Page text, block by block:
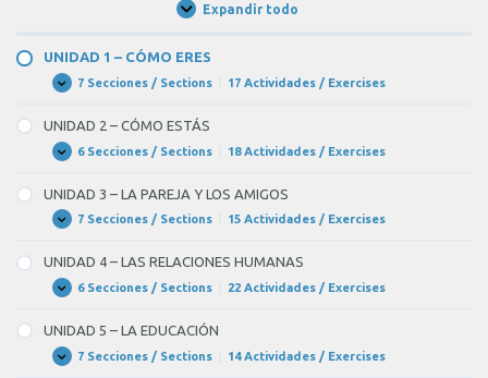
Expandir todo
Unidades
UNIDAD 1 – CÓMO ERES
Expandir
UNIDAD
–
CÓMO
ERES
7 Secciones / Sections 17 Actividades / Exercises
UNIDAD 2 – CÓMO ESTÁS
Expandir
UNIDAD
–
CÓMO
ESTÁS
6 Secciones / Sections 18 Actividades / Exercises
UNIDAD 3 – LA PAREJA Y LOS AMIGOS
Expandir
UNIDAD
–
LA
PAREJA
Y
AMIGOS
7 Secciones / Sections 15 Actividades / Exercises
UNIDAD 4 – LAS RELACIONES HUMANAS
Expandir
UNIDAD
–
LAS
RELACIONES
HUMANAS
6 Secciones / Sections 22 Actividades / Exercises
UNIDAD 5 – LA EDUCACIÓN
Expandir
UNIDAD7 Secciones / Sections 14 Actividades / Exercises